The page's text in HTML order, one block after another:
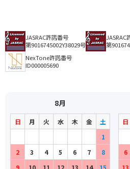
JASRAC許諾番号
第9016745002Y38029号
JASRAC
第
NexTone許諾番号
ID000005690
8月
日 月 火 水 木 金
土
1
2
3 4 5 6 7
8
日
6